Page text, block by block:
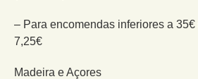
– Para encomendas inferiores a
7,25€
Madeira e Açores